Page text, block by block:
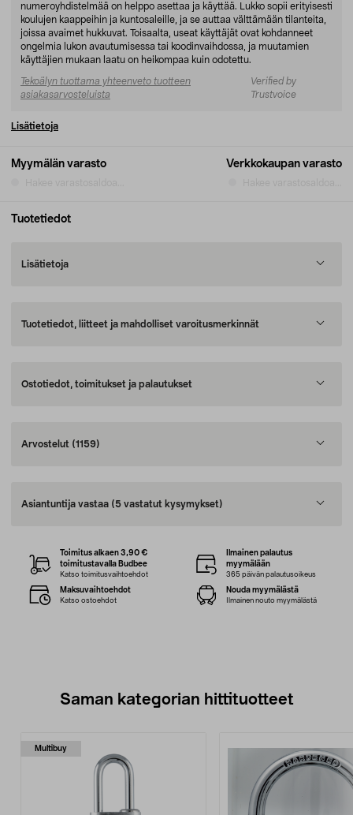
Myymälän varasto Verkkokaupan varasto
numeroyhdistelmää on helppo asettaa ja käyttää. Lukko sopii erityisesti
koulujen kaappeihin ja kuntosaleille, ja se auttaa välttämään tilanteita,
joissa avaimet hukkuvat. Toisaalta, useat käyttäjät ovat kohdanneet
ongelmia lukon avautumisessa tai koodinvaihdossa, ja muutamien
käyttäjien mukaan laatu on heikompaa kuin odotettu.
Tekoälyn tuottama yhteenveto tuotteen
asiakasarvosteluista
Verified by
Trustvoice
Lisätietoja
Tuotetiedot
Lisätietoja
Tuotetiedot, liitteet ja mahdolliset varoitusmerkinnät
Ostotiedot, toimitukset ja palautukset
Arvostelut (1159)
Asiantuntija vastaa (5 vastatut kysymykset)
Toimitus alkaen 3,90 €
toimitustavalla Budbee
Katso toimitusvaihtoehdot
Ilmainen palautus
myymälään
365 päivän palautusoikeus
Maksuvaihtoehdot
Katso ostoehdot
Nouda myymälästä
Ilmainen nouto myymälästä
Saman kategorian hittituotteet
Multibuy